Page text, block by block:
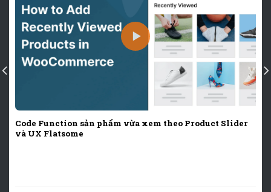
Code Function sản phẩm vừa xem theo Product Slider
và UX Flatsome